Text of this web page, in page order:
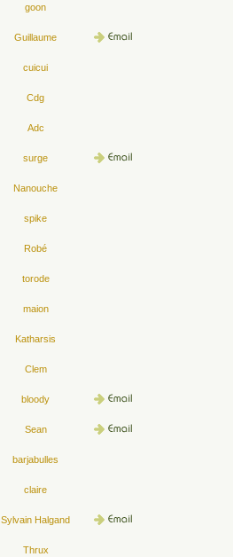
goon
Guillaume
cuicui
Cdg
Adc
surge
Nanouche
spike
Robé
torode
maion
Katharsis
Clem
bloody
Sean
barjabulles
claire
Sylvain Halgand
Thrux